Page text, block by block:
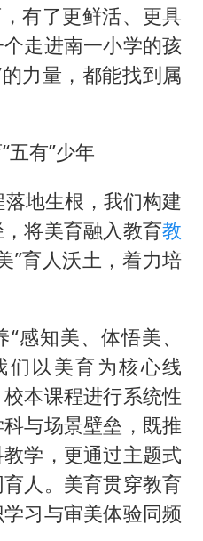
有了更鲜活、更具
走进南一小学的孩
力量，都能找到属
五有”少年
落地生根，我们构建
将美育融入教育教
”育人沃土，着力培
感知美、体悟美、
们以美育为核心线
本课程进行系统性
与场景壁垒，既推
学，更通过主题式
人。美育贯穿教育
习与审美体验同频